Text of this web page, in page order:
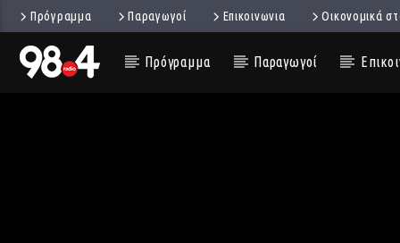
Πρόγραμμα Παραγωγοί Επικοινωνια Οικονομικά
Πρόγραμμα Παραγωγοί